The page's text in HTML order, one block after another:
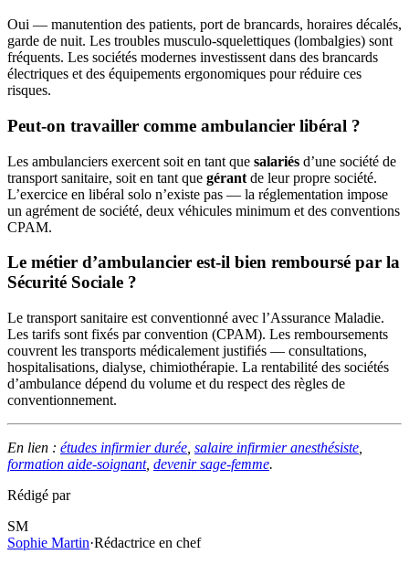
Oui — manutention des patients, port de brancards, horaires décalés,
garde de nuit. Les troubles musculo-squelettiques (lombalgies) sont
fréquents. Les sociétés modernes investissent dans des brancards
électriques et des équipements ergonomiques pour réduire ces
risques.
Peut-on travailler comme ambulancier libéral ?
Les ambulanciers exercent soit en tant que salariés d’une société de
transport sanitaire, soit en tant que gérant de leur propre société.
L’exercice en libéral solo n’existe pas — la réglementation impose
un agrément de société, deux véhicules minimum et des conventions
CPAM.
Le métier d’ambulancier est-il bien remboursé par la
Sécurité Sociale ?
Le transport sanitaire est conventionné avec l’Assurance Maladie.
Les tarifs sont fixés par convention (CPAM). Les remboursements
couvrent les transports médicalement justifiés — consultations,
hospitalisations, dialyse, chimiothérapie. La rentabilité des sociétés
d’ambulance dépend du volume et du respect des règles de
conventionnement.
En lien : études infirmier durée salaire infirmier anesthésiste
formation aide-soignant, devenir sage-femme.
Rédigé par
SM
Sophie Martin·Rédactrice en chef